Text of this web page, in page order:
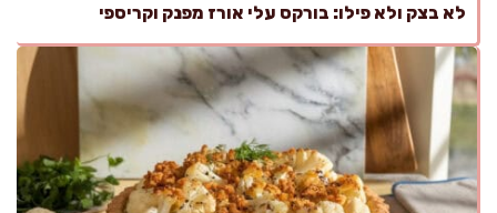
לא בצק ולא פילו: בורקס עלי אורז מפנק וקריספי